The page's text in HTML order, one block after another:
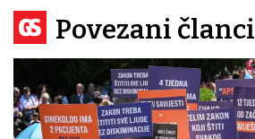
Povezani članci